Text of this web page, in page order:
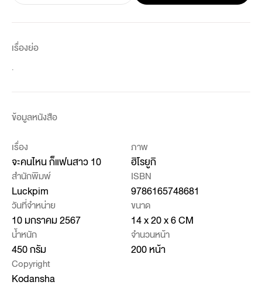
เรื่องย่อ
.
ข้อมูลหนังสือ
เรื่อง
จะคนไหน ก็แฟนสาว 10
ภาพ
ฮิโรยูกิ
สำนักพิมพ์
Luckpim
ISBN
9786165748681
วันที่จำหน่าย
10 มกราคม 2567
ขนาด
14 x 20 x 6 CM
น้ำหนัก
450 กรัม
จำนวนหน้า
200 หน้า
Copyright
Kodansha